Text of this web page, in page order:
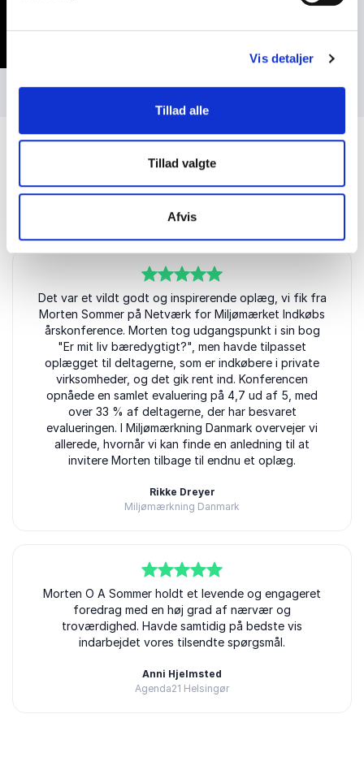
Vis detaljer
Tillad alle
Tillad valgte
Afvis
Kundeanmeldelser
5ud af5
Det var et vildt godt og inspirerende oplæg, vi fik fra
Morten Sommer på Netværk for Miljømærket Indkøbs
årskonference. Morten tog udgangspunkt i sin bog
"Er mit liv bæredygtigt?", men havde tilpasset
oplægget til deltagerne, som er indkøbere i private
virksomheder, og det gik rent ind. Konferencen
opnåede en samlet evaluering på 4,7 ud af 5, med
over 33 % af deltagerne, der har besvaret
evalueringen. I Miljømærkning Danmark overvejer vi
allerede, hvornår vi kan finde en anledning til at
invitere Morten tilbage til endnu et oplæg.
Rikke Dreyer
Miljømærkning Danmark
5ud af 5
Morten O A Sommer holdt et levende og engageret
foredrag med en høj grad af nærvær og
troværdighed. Havde samtidig på bedste vis
indarbejdet vores tilsendte spørgsmål.
Anni Hjelmsted
Agenda21 Helsingør